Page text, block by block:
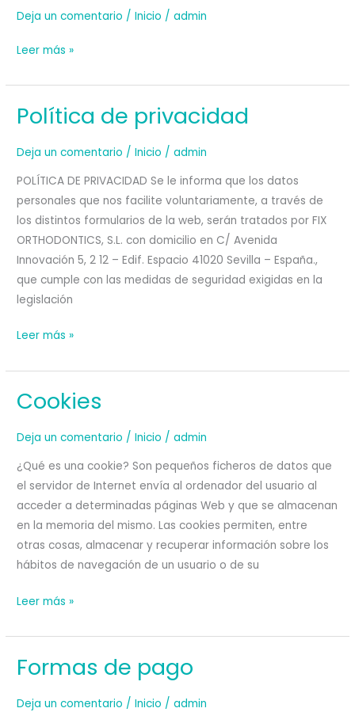
Deja un comentario /Inicio /admin
Contacto
Leer más »
Política de privacidad
Deja un comentario /Inicio /admin
POLÍTICA DE PRIVACIDAD Se le informa que los datos
personales que nos facilite voluntariamente, a través de
los distintos formularios de la web, serán tratados por FIX
ORTHODONTICS, S.L. con domicilio en C/ Avenida
Innovación 5, 2 12 – Edif. Espacio 41020 Sevilla – España.,
que cumple con las medidas de seguridad exigidas en la
legislación
Política
privacidad
Leer más »
Cookies
Deja un comentario /Inicio /admin
¿Qué es una cookie? Son pequeños ficheros de datos que
el servidor de Internet envía al ordenador del usuario al
acceder a determinadas páginas Web y que se almacenan
en la memoria del mismo. Las cookies permiten, entre
otras cosas, almacenar y recuperar información sobre los
hábitos de navegación de un usuario o de su
Cookies
Leer más »
Formas de pago
Deja un comentario /Inicio /admin